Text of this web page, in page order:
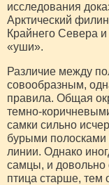
исследования
Арктический
Крайнего Севера
«уши».
Различие между
совообразным,
правила. Общая
темно-
самки сильно
бурыми
линии. Однако
самцы, и довольно
птица старше, тем